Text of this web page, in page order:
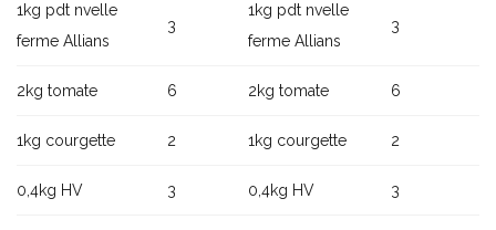
1kg pdt nvelle
ferme Allians
3
1kg pdt nvelle
ferme Allians
3
2kg tomate 6 2kg tomate 6
1kg courgette 2 1kg courgette 2
0,4kg HV 3 0,4kg HV 3